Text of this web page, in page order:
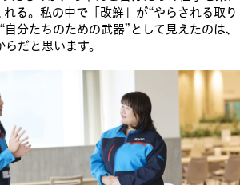
れる。私の中で「改鮮」が“やらされる取り
分たちのための武器”として見えたのは、
だと思います。